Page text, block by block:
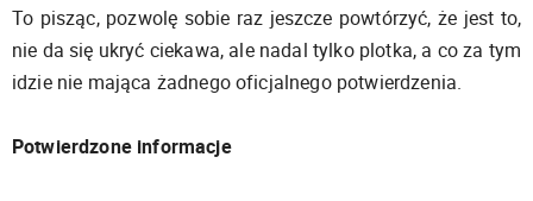
To pisząc, pozwolę sobie raz jeszcze powtórzyć, że jest to,
nie da się ukryć ciekawa, ale nadal tylko plotka, a co za tym
idzie nie mająca żadnego oficjalnego potwierdzenia.
Potwierdzone informacje